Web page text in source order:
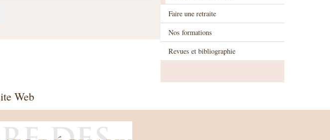
Faire une retraite
Nos formations
Revues et bibliographie
Web